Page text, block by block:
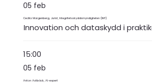
05 feb
Cecilia Margenberg, Jurist, Integritetsskyddsmyndigheten (IMY)
Innovation och dataskydd i
15:00
05 feb
Anton Astbäck, AI-expert